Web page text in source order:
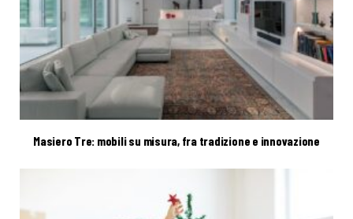
Masiero Tre: mobili su misura, fra tradizione e innovazione